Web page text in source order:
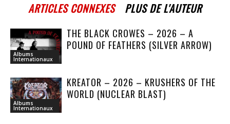
ARTICLES CONNEXES PLUS DE L'AUTEUR
Albums
Internationaux
THE BLACK CROWES – 2026 – A
POUND OF FEATHERS (SILVER ARROW)
Albums
Internationaux
KREATOR – 2026 – KRUSHERS OF THE
WORLD (NUCLEAR BLAST)